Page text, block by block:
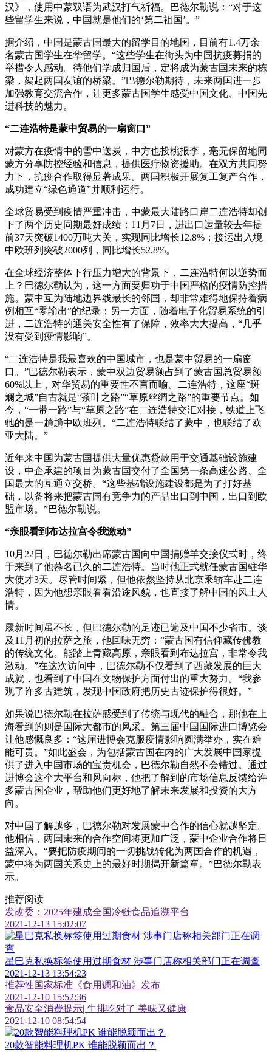
汉》，使用中蒙双语为武汉打气祈福。巴德尔勒说：“对于这
些留学生来说，中国就是他们的‘第二祖国’。”
据介绍，中国是蒙古国最大的留学目的地国，目前有1.4万余
名蒙古国学生在华留学。“这些学生在街头为中国抗疫募捐的
举措令人感动。待他们学成归国后，定将成为蒙古国未来的栋
梁，架起两国友谊的桥梁。”巴德尔勒期待，未来两国进一步
加强教育交流合作，让更多蒙古国学生感受中国文化、中国先
进科技的魅力。
“二连浩特是蒙中贸易的一扇窗口”
对蒙方在疫情中的雪中送炭，中方也投桃报李，毫无保留地同
蒙方分享防控经验和信息，提供医疗物资援助。在双方共同努
力下，抗疫合作取得显著成果。两国积极开展复工复产合作，
成功建立“绿色通道”并顺利运行。
全球贸易受到疫情严重冲击，中蒙最大陆路口岸二连浩特却创
下了两个历史同期最好成绩：11月7日，进出口运量较去年提
前37天突破1400万吨大关，实现同比增长12.8%；接运出入境
中欧班列突破2000列，同比增长52.8%。
在全球经济整体下行压力增大的背景下，二连浩特何以逆势而
上？巴德尔勒认为，这一方面要归功于中国严格的疫情防控措
施。蒙中互为陆地边界线最长的邻国，却非常难得地保持着病
例相互“零输出”的纪录；另一方面，随着电子化贸易系统的引
进，二连浩特的通关安全性有了保障，效率大大提高，“几乎
没有受到疫情影响”。
“二连浩特是我最喜欢的中国城市，也是蒙中贸易的一扇窗
口。”巴德尔勒表示，蒙中双边贸易额占到了蒙古国总贸易额
60%以上，对华贸易的重要性不言而喻。二连浩特，这座“斑
斓之城”自古就是“茶叶之路”“草原丝绸之路”的重要节点。如
今，“一带一路”与“草原之路”在二连浩特交汇对接，铁道上飞
驰的是一趟趟中欧班列。“二连浩特联结了蒙中，也联结了欧
亚大陆。”
近年来中国为蒙古国提供大量优惠贷款用于交通基础设施建
设，中企承建的项目为蒙古国交付了全国第一条高速公路、全
国最大的互通立交桥。“这些基础设施建设都是为了打好基
础，以备将来把蒙古国有竞争力的产品出口到中国，出口到欧
盟市场。”巴德尔勒说。
“亲眼看到布达拉宫令我激动”
10月22日，巴德尔勒出席蒙古国向中国捐赠羊交接仪式时，终
于来到了他慕名已久的二连浩特。当时他正式就任蒙古国驻华
大使才3天。尽管时间紧，但他依然坚持从北京乘轿车赴二连
浩特，因为他想亲眼看看沿途风貌，也直接了解中国的风土人
情。
履新时间虽不长，但巴德尔勒的足迹已遍及中国不少省市。谈
及11月初的拉萨之旅，他回味无穷：“蒙古国有信仰藏传佛教
的传统文化。能踏上青藏高原，亲眼看到布达拉宫，非常令我
激动。”在这次访问中，巴德尔勒不仅看到了西藏发展的巨大
成就，也看到了中国在文物保护方面付出的重大努力。“我参
观了许多古建筑，发现中国政府把历史古迹保护得很好。”
如果说巴德尔勒在拉萨感受到了传统与现代的融合，那他在上
海看到的则是国际大都市的风采。第三届中国国际进口博览会
让他感慨良多：“这届进博会克服疫情影响圆满举办，实在难
能可贵。”如此盛会，为包括蒙古国在内的广大发展中国家提
供了进入中国市场的宝贵机会，巴德尔勒自然不会错过。通过
进博会这个大平台和风向标，他把了解到的市场信息反馈给许
多蒙古国企业，帮助他们更好地了解未来发展和投资的大方
向。
对中国了解越多，巴德尔勒对发展蒙中合作的信心就越坚定。
他相信，两国未来的合作空间将更加广泛，蒙中企业合作将日
益深入。“要把防疫期间的一切挑战转化为两国合作的机遇，
蒙中将为两国关系史上的最好时期揭开新篇章。”巴德尔勒表
示。
推荐阅读
发改委：2025年建成全国冷链食品追溯平台
2021-12-13 15:02:07
星巴克私换标签使用过期食材 涉事门店称相关部门正在调查
2021-12-13 13:54:23
推荐性国家标准《食用调和油》发布
2021-12-10 15:52:36
食品安全消费提示| 牛排吃对了 美味又健康
2021-12-10 08:54:54
20款智能料理机PK 谁能脱颖而出？